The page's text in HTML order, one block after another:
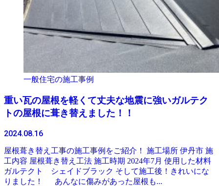
一般住宅の施工事例
重い瓦の屋根を軽くて丈夫な地震に強いガルテク
トの屋根に葺き替えました！！
2024.08.16
屋根葺き替え工事の施工事例をご紹介！ 施工場所 伊丹市 施
工内容 屋根葺き替え工法 施工時期 2024年7月 使用した材料
ガルテクト シェイドブラック そして施工後！きれいにな
りました！ あんなに傷みがあった屋根も...